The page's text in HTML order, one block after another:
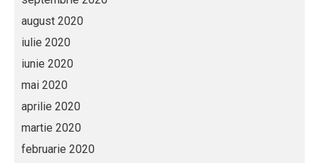
august 2020
iulie 2020
iunie 2020
mai 2020
aprilie 2020
martie 2020
februarie 2020